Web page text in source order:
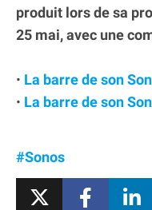
produit lors de sa
25 mai, avec une
• La barre de son
• La barre de son
#Sonos